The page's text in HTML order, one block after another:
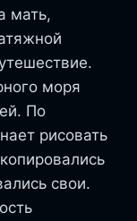
мать,
моря
По
рисовать
свои.